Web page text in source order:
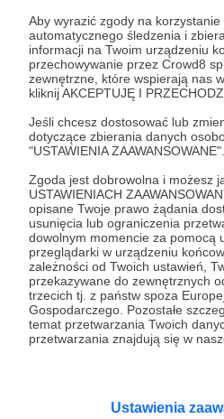
Aby wyrazić zgody na
automatycznego śledzenia i
informacji na Twoim urządzeniu
przechowywanie przez Crowd8
zewnętrzne, które wspierają nas
kliknij AKCEPTUJĘ I
Jeśli chcesz dostosować lub
dotyczące zbierania danych
"USTAWIENIA ZAAWANSOWANE".
Zgoda jest dobrowolna i możesz
USTAWIENIACH
opisane Twoje prawo żądania
usunięcia lub ograniczenia
dowolnym momencie za pomocą
przeglądarki w urządzeniu
zależności od Twoich ustawień,
przekazywane do zewnętrznych
trzecich tj. z państw spoza
Gospodarczego. Pozostałe
temat przetwarzania Twoich
przetwarzania znajdują się w
Ustawienia
Post dostępny
Aby zobaczyć ten materiał
Zostań
Zaloguj
Bartek Fetysz felieton książka
Udostępnij